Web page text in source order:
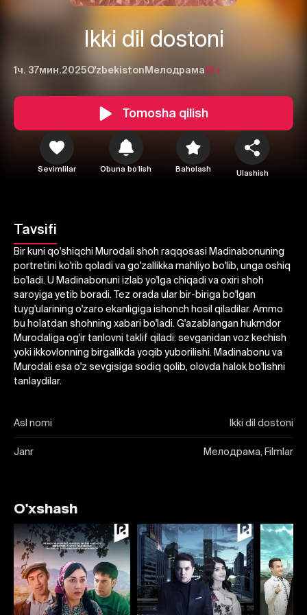
Ikki dil dostoni
1ч. 37мин.2025O'zbekiston Мелодрама16+
Tomosha qilish
Sevimlilar Obuna boʻlish Baholash Ulashish
Tavsifi
Bir kuni qo'shiqchi Murodali shoh raqqosasi Madinabonuning
portretini ko'rib qoladi va go'zallikka mahliyo bo'lib, unga oshiq
bo'ladi. U Madinabonuni izlab yo'lga chiqadi va oxiri shoh
saroyiga yetib boradi. Tez orada ular bir-biriga bo'lgan
tuyg'ularining o'zaro ekanligiga ishonch hosil qiladilar. Ammo
bu holatdan shohning xabari bo'ladi. G'azablangan hukmdor
Murodaliga og'ir tanlovni taklif qiladi: sevganidan voz kechish
yoki ikkovlonning birgalikda yoqib yuborilishi. Madinabonu va
Murodali esa o'z sevgisiga sodiq qolib, olovda halok bo'lishni
tanlaydilar.
Asl nomi Ikki dil dostoni
Janr Мелодрама, Filmlar
Yuborish
O'xshash